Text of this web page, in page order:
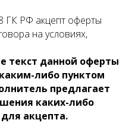
ГК РФ акцепт оферты
на условиях,
текст данной оферты
либо пунктом
предлагает
каких-либо
акцепта.